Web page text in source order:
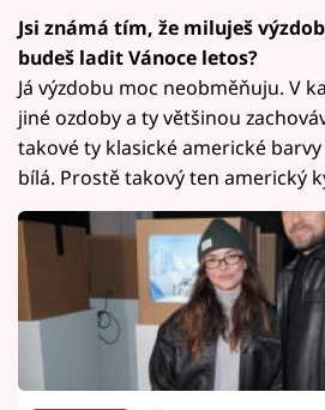
Jsi známá tím, že miluješ
budeš ladit Vánoce letos?
Já výzdobu moc neobměňuju. V
jiné ozdoby a ty většinou
takové ty klasické americké barvy
bílá. Prostě takový ten americký